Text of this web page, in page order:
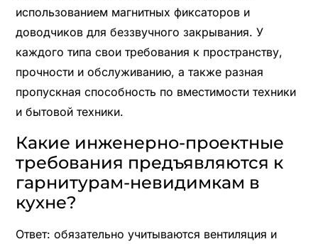
использованием магнитных фиксаторов и
доводчиков для беззвучного закрывания. У
каждого типа свои требования к пространству,
прочности и обслуживанию, а также разная
пропускная способность по вместимости техники
и бытовой техники.
Какие инженерно-проектные
требования предъявляются к
гарнитурам-невидимкам в
кухне?
Ответ: обязательно учитываются вентиляция и